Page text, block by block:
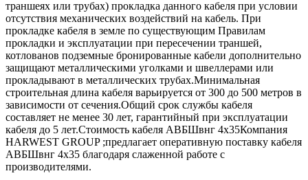
траншеях или трубах) прокладка данного кабеля при условии
отсутствия механических воздействий на кабель. При
прокладке кабеля в земле по существующим Правилам
прокладки и эксплуатации при пересечении траншей,
котлованов подземные бронированные кабели дополнительно
защищают металлическими уголками и швеллерами или
прокладывают в металлических трубах.Минимальная
строительная длина кабеля варьируется от 300 до 500 метров в
зависимости от сечения.Общий срок службы кабеля
составляет не менее 30 лет, гарантийный при эксплуатации
кабеля до 5 лет.Стоимость кабеля АВБШвнг 4х35Компания
HARWEST GROUP ;предлагает оперативную поставку кабеля
АВБШвнг 4х35 благодаря слаженной работе с
производителями.